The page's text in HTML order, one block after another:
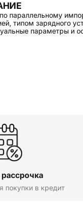
параллельному
типом зарядного
параметры и
покупки в кредит